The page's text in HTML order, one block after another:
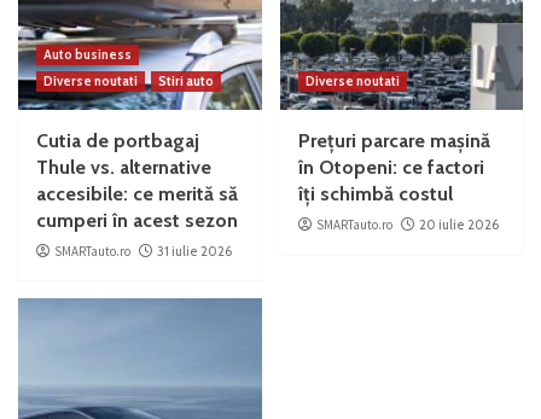
Auto business
Diverse noutati
Stiri auto
Cutia de portbagaj
Thule vs. alternative
accesibile: ce merită să
cumperi în acest sezon
SMARTauto.ro 31 iulie 2026
Diverse noutati
Prețuri parcare mașină
în Otopeni: ce factori
îți schimbă costul
SMARTauto.ro 20 iulie 2026